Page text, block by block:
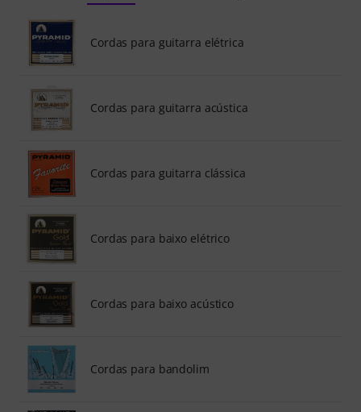
Cordas para guitarra elétrica
Cordas para guitarra acústica
Cordas para guitarra clássica
Cordas para baixo elétrico
Cordas para baixo acústico
Cordas para bandolim